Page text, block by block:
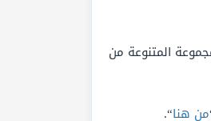
4 صور في المرة الواحدة، وتقديم المجموعة المتنوعة من
من هنا“.